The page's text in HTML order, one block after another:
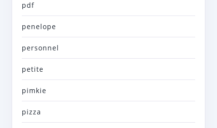
pdf
penelope
personnel
petite
pimkie
pizza